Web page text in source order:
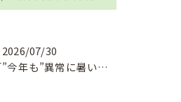
2026/07/30
「”今年も”異常に暑い夏」酷暑+冷房＝夏風邪、腰痛、ひざの痛...